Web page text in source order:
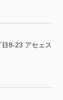
8-23 アセェス